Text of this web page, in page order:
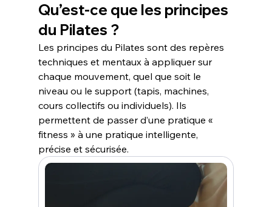
Qu’est-ce que les principes
du Pilates ?
Les principes du Pilates sont des repères
techniques et mentaux à appliquer sur
chaque mouvement, quel que soit le
niveau ou le support (tapis, machines,
cours collectifs ou individuels). Ils
permettent de passer d’une pratique «
fitness » à une pratique intelligente,
précise et sécurisée.